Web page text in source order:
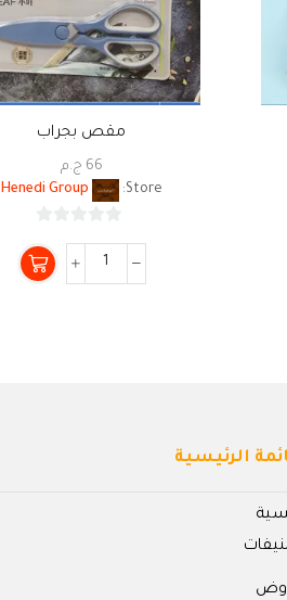
مقص بجراب
66 ج.م
Store:
Henedi Group
من
5
الرئيسية